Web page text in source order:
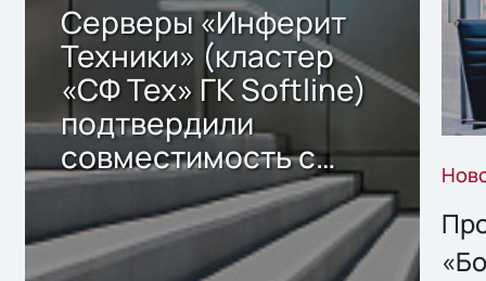
Серверы «Инферит
Техники» (кластер
«СФ Тех» ГК Softline)
подтвердили
совместимость с
решением Sharx
Storage 2.x для
хранения данных